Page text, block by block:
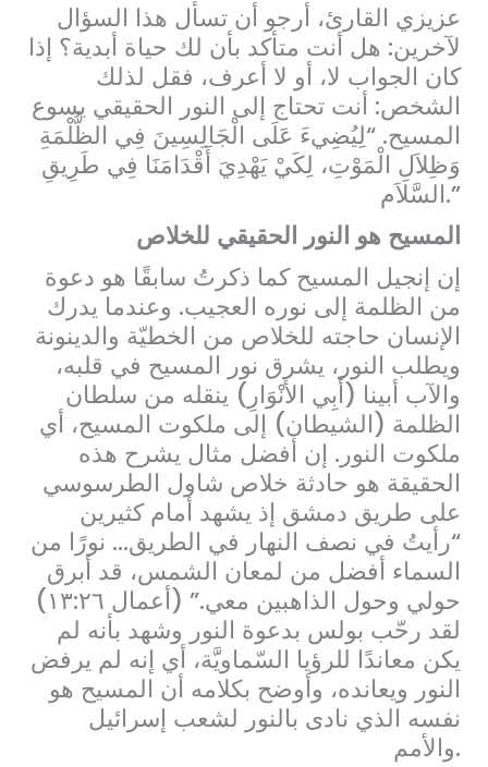
عزيزي القارئ، أرجو أن تسأل هذا السؤال
لآخرين: هل أنت متأكد بأن لك حياة أبدية؟ إذا
كان الجواب لا، أو لا أعرف، فقل لذلك
الشخص: أنت تحتاج إلى النور الحقيقي يسوع
المسيح. “لِيُضِيءَ عَلَى الْجَالِسِينَ فِي الظُّلْمَةِ
وَظِلاَلِ الْمَوْتِ، لِكَيْ يَهْدِيَ أَقْدَامَنَا فِي طَرِيقِ
السَّلاَم.”
المسيح هو النور الحقيقي للخلاص
إن إنجيل المسيح كما ذكرتُ سابقًا هو دعوة
من الظلمة إلى نوره العجيب. وعندما يدرك
الإنسان حاجته للخلاص من الخطيّة والدينونة
ويطلب النور، يشرق نور المسيح في قلبه،
والآب أبينا (أَبِي الأَنْوَارِ) ينقله من سلطان
الظلمة (الشيطان) إلى ملكوت المسيح، أي
ملكوت النور. إن أفضل مثال يشرح هذه
الحقيقة هو حادثة خلاص شاول الطرسوسي
على طريق دمشق إذ يشهد أمام كثيرين
“رأيتُ في نصف النهار في الطريق… نورًا من
السماء أفضل من لمعان الشمس، قد أبرق
حولي وحول الذاهبين معي.” (أعمال ١٣:٢٦)
لقد رحّب بولس بدعوة النور وشهد بأنه لم
يكن معاندًا للرؤيا السّماويَّة، أي إنه لم يرفض
النور ويعانده، وأوضح بكلامه أن المسيح هو
نفسه الذي نادى بالنور لشعب إسرائيل
والأمم.